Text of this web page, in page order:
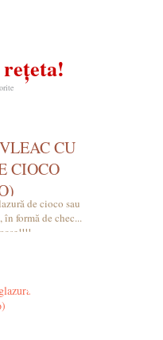
CU
CIOCO
de cioco sau
în formă de chec...